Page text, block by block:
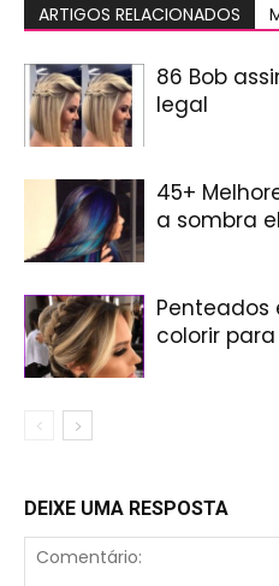
ARTIGOS RELACIONADOS
86 Bob
legal
45+
a sombra
Penteados
colorir para
DEIXE UMA RESPOSTA